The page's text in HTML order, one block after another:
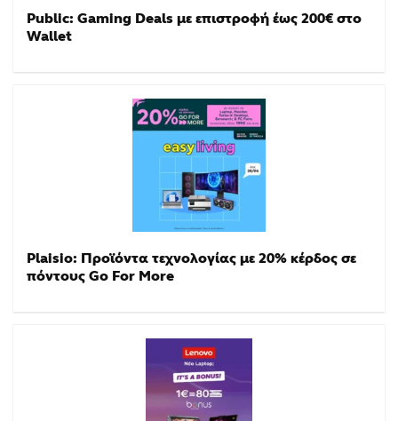
Public: Gaming Deals με επιστροφή έως 200€ στο
Wallet
Plaisio: Προϊόντα τεχνολογίας με 20% κέρδος σε
πόντους Go For More